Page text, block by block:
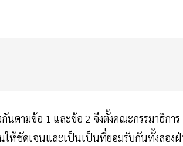
ตามข้อ 1 และข้อ 2 จึงตั้งคณะกรรมาธิการ
ให้ชัดเจนและเป็นเป็นที่ยอมรับกันทั้งสองฝ่